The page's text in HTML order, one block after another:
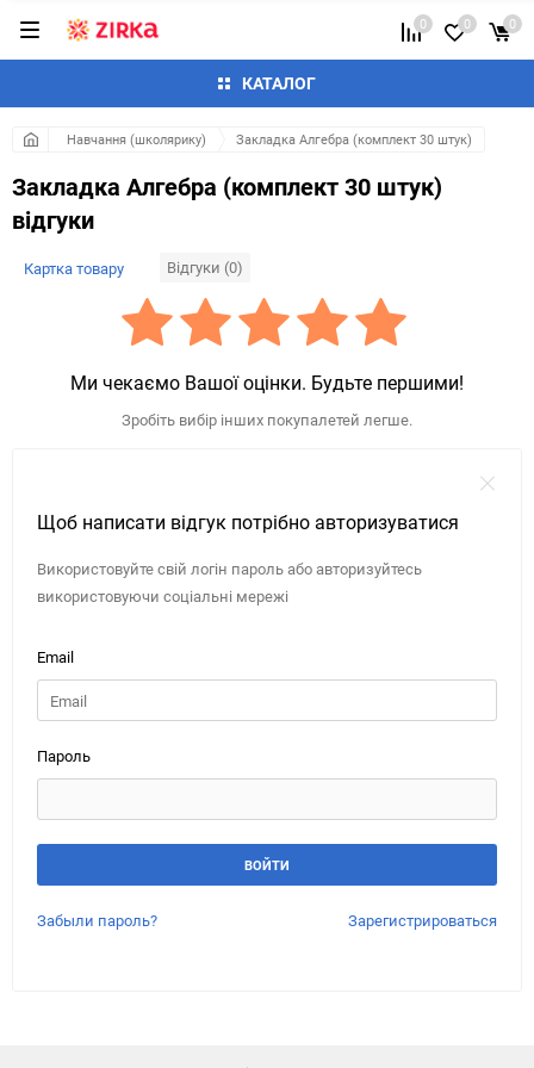
КАТАЛОГ
0 0 0
Навчання (школярику) Закладка Алгебра (комплект 30 штук)
Закладка Алгебра (комплект 30 штук)
відгуки
Картка товару Відгуки (0)
Ми чекаємо Вашої оцінки. Будьте першими!
Зробіть вибір інших покупалетей легше.
Щоб написати відгук потрібно авторизуватися
Використовуйте свій логін пароль або авторизуйтесь
використовуючи соціальні мережі
Email
Пароль
Забыли пароль? Зарегистрироваться